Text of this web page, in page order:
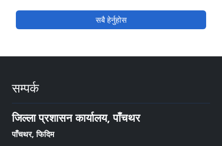
सबै हेर्नुहोस
सम्पर्क
जिल्ला प्रशासन कार्यालय, पाँचथर
पाँचथर, फिदिम